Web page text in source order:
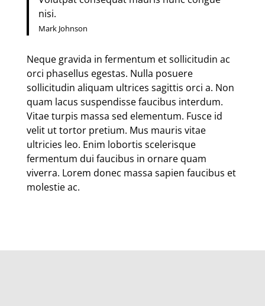
nisi.
Mark Johnson
Neque gravida in fermentum et sollicitudin ac
orci phasellus egestas. Nulla posuere
sollicitudin aliquam ultrices sagittis orci a. Non
quam lacus suspendisse faucibus interdum.
Vitae turpis massa sed elementum. Fusce id
velit ut tortor pretium. Mus mauris vitae
ultricies leo. Enim lobortis scelerisque
fermentum dui faucibus in ornare quam
viverra. Lorem donec massa sapien faucibus et
molestie ac.